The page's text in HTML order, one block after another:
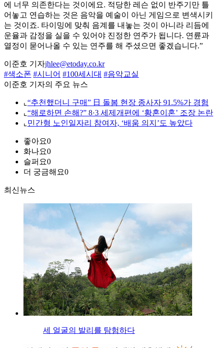
에 너무 의존한다는 것이에요. 적당한 레슨 없이 반주기만 틀
어놓고 연습하는 것은 음악을 예술이 아닌 게임으로 변색시키
는 것이죠. 타이밍에 맞춰 음계를 내놓는 것이 아니라 리듬에
운율과 감정을 실을 수 있어야 진정한 연주가 됩니다. 연륜과
열정이 묻어나올 수 있는 연주를 해 주셨으면 좋겠습니다.”
이준호 기자jhlee@etoday.co.kr
#색소폰 #시니어 #100세시대 #음악교실
이준호 기자의 주요 뉴스
⌞ “추천했더니 구매” 日 돌봄 현장 종사자 91.5%가 경험
⌞ “해로하면 손해?” 8·3 세제개편에 ‘황혼이혼’ 조장 논란
⌞ 민간형 노인일자리 참여자, ‘배움 의지’도 높았다
좋아요0
화나요0
슬퍼요0
더 궁금해요0
최신뉴스
세 얼굴의 발리를 탐험하다